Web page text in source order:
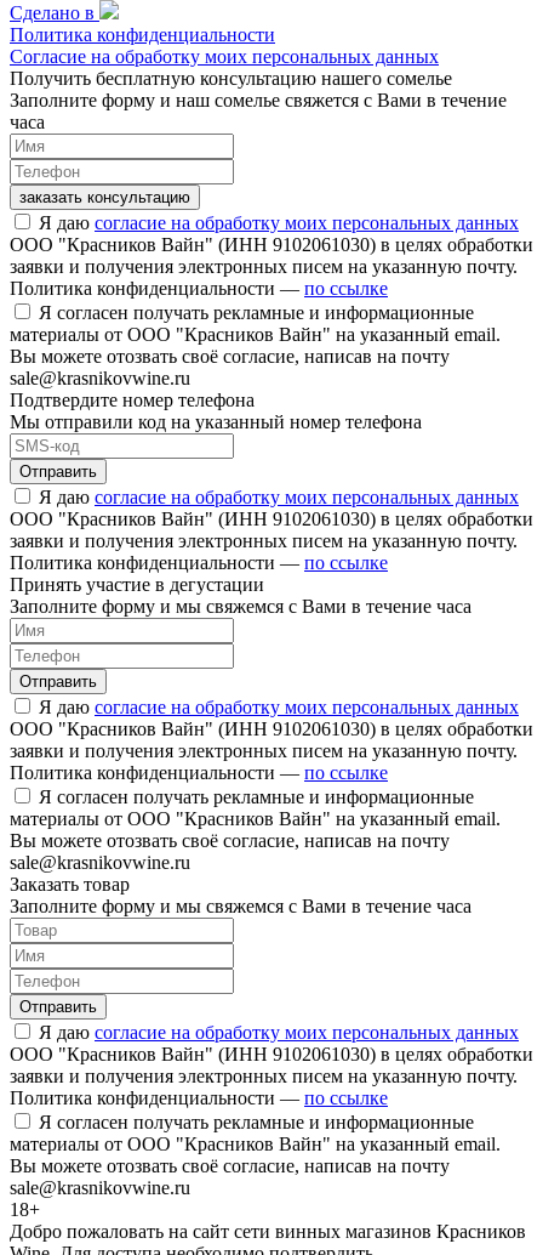
Сделано в
Политика конфиденциальности
Согласие на обработку моих персональных данных
Получить бесплатную консультацию нашего сомелье
Заполните форму и наш сомелье свяжется с Вами в течение
часа
заказать консультацию
Я даю согласие на обработку моих персональных данных
ООО "Красников Вайн" (ИНН 9102061030) в целях обработки
заявки и получения электронных писем на указанную почту.
Политика конфиденциальности — по ссылке
Я согласен получать рекламные и информационные
материалы от ООО "Красников Вайн" на указанный email.
Вы можете отозвать своё согласие, написав на почту
sale@krasnikovwine.ru
Подтвердите номер телефона
Мы отправили код на указанный номер телефона
Отправить
Я даю согласие на обработку моих персональных данных
ООО "Красников Вайн" (ИНН 9102061030) в целях обработки
заявки и получения электронных писем на указанную почту.
Политика конфиденциальности — по ссылке
Принять участие в дегустации
Заполните форму и мы свяжемся с Вами в течение часа
Отправить
Я даю согласие на обработку моих персональных данных
ООО "Красников Вайн" (ИНН 9102061030) в целях обработки
заявки и получения электронных писем на указанную почту.
Политика конфиденциальности — по ссылке
Я согласен получать рекламные и информационные
материалы от ООО "Красников Вайн" на указанный email.
Вы можете отозвать своё согласие, написав на почту
sale@krasnikovwine.ru
Заказать товар
Заполните форму и мы свяжемся с Вами в течение часа
Отправить
Я даю согласие на обработку моих персональных данных
ООО "Красников Вайн" (ИНН 9102061030) в целях обработки
заявки и получения электронных писем на указанную почту.
Политика конфиденциальности — по ссылке
Я согласен получать рекламные и информационные
материалы от ООО "Красников Вайн" на указанный email.
Вы можете отозвать своё согласие, написав на почту
sale@krasnikovwine.ru
18+
Добро пожаловать на сайт сети винных магазинов Красников